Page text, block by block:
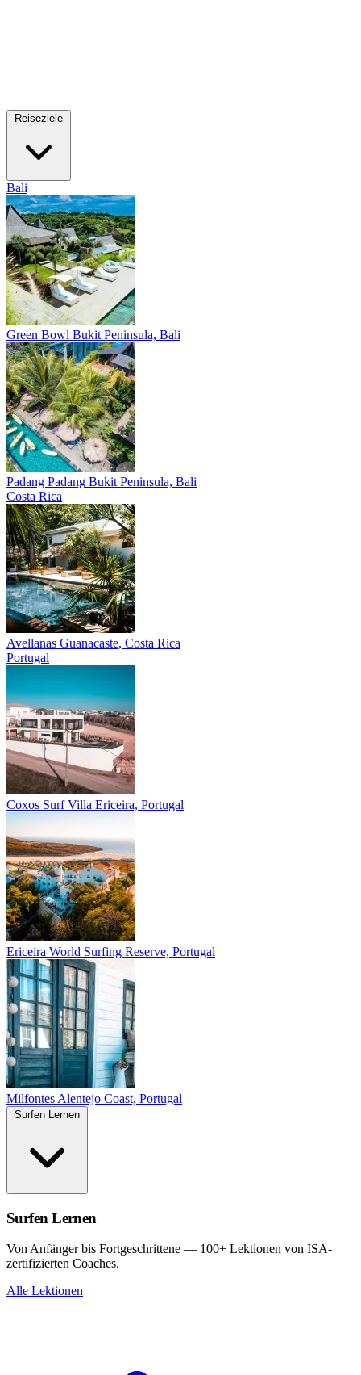
Bali
Green Bowl Bukit Peninsula, Bali
Padang Padang Bukit Peninsula, Bali
Costa Rica
Avellanas Guanacaste, Costa Rica
Portugal
Coxos Surf Villa Ericeira, Portugal
Ericeira World Surfing Reserve, Portugal
Milfontes Alentejo Coast, Portugal
Surfen Lernen
Von Anfänger bis Fortgeschrittene — 100+ Lektionen von ISA-
zertifizierten Coaches.
Alle Lektionen